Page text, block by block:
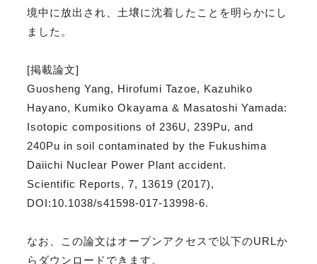
境中に放出され、土壌に沈着したことを明らかにし
ました。
[掲載論文]
Guosheng Yang, Hirofumi Tazoe, Kazuhiko
Hayano, Kumiko Okayama & Masatoshi Yamada:
Isotopic compositions of 236U, 239Pu, and
240Pu in soil contaminated by the Fukushima
Daiichi Nuclear Power Plant accident.
Scientific Reports, 7, 13619 (2017),
DOI:10.1038/s41598-017-13998-6.
なお、この論文はオープンアクセスで以下のURLか
らダウンロードできます。